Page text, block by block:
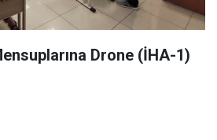
Drone (İHA-1)